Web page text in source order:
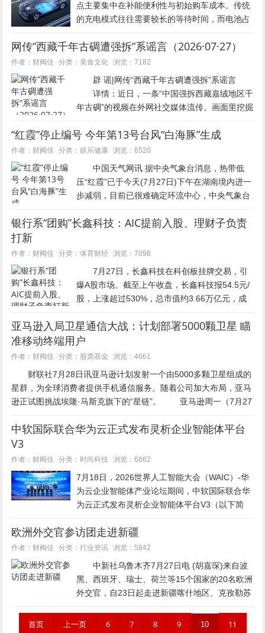
点主要集中在补能便利性与初始购车成本。传统
的充电模式往往需要较长的等待时间，而电池占
却步。在此背景下，一种创新的商业模式逐渐崭
露头角，即通过物理结构与产权关...
网传“西藏千年古碉遭强拆”系谣言（2026·07·27）
作者：财阀佳 分类： 美食文化 浏览：7182
辟 谣|网传“西藏千年古碉遭强拆”系谣言
详情：近日，一条“中国强拆西藏嘉绒地区千
年古碉”的视频在外网社交媒体流传。画面里挖掘
毁”“藏族文化遭到破坏”的煽动字幕，引发关注。
经记者实地探访...
“红霞”停止编号 今年第13号台风“白海豚”生成
作者：财阀佳 分类：娱乐健康 浏览：6520
中国天气网讯 据中央气象台消息，热带低
压“红霞”已于今天(7月27日)下午在湖南境内进一
步减弱，目前已很难确定环流中心，中央气象台
余涡旋将以每小时15公里左右的速度向偏北方向
银行系“团购”长鑫科技：AIC提前入股、理财子负责
打新
作者：财阀佳 分类：体育财经 浏览：7098
7月27日，长鑫科技在科创板挂牌交易，引
爆A股市场。截至上午收盘，长鑫科技报54.5元/
股，上涨超过530%，总市值约3.66万亿元，成
盘价为49元/股，较开盘价大涨465.82%...
亚马逊入局卫星通信大战：计划部署5000颗卫星 瞄
准移动终端用户
作者：财阀佳 分类： 股票基金 浏览：4661
财联社7月28日讯亚马逊计划发射一个由5000多颗卫星组成的
星群，为全球消费者提供手机通信服务。随着公司加大布局，亚马
逊正试图挑战埃隆·马斯克旗下的“星链”。 亚马逊周一（7月27
中软国际联合华为云正式发布灵析企业智能体平台
V3
作者：财阀佳 分类： 时尚科技 浏览：6862
7月18日，2026世界人工智能大会（WAIC）-华
为云企业智能体产业论坛期间，中软国际联合华
为云正式发布灵析企业智能体平台V3（以下简
云智能业务集团副总裁田智、中软国际金融业务
集...
欧洲外交官参访团走进新疆
作者：财阀佳 分类：行业资讯 浏览：5842
中新社乌鲁木齐7月27日电 (胡嘉琛)来自波
黑、西班牙、瑞士、荷兰等15个国家的20名欧洲
外交官，自23日起走进新疆喀什地区、克孜勒苏
等地，进行为期6天的参访，感受当地经济社会
首页 上一页 6 7 8 9 10 11